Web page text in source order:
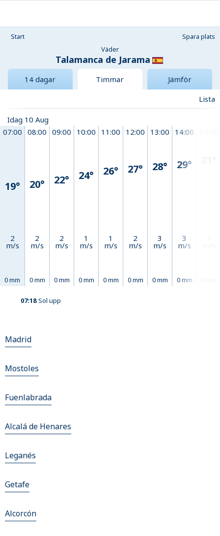
Start
Spara plats
Väder
Talamanca de Jarama
14 dagar Timmar
Jämför
Lista
Idag 10 Aug
07:00
19°
2
m/s
0 mm
08:00
20°
2
m/s
0 mm
09:00
22°
2
m/s
0 mm
10:00
24°
1
m/s
0 mm
11:00
26°
1
m/s
0 mm
12:00
27°
2
m/s
0 mm
13:00
28°
3
m/s
0 mm
14:00
29°
3
m/s
0 mm
07:18 Sol upp
Madrid
Mostoles
Fuenlabrada
Alcalá de Henares
Leganés
Getafe
Alcorcón